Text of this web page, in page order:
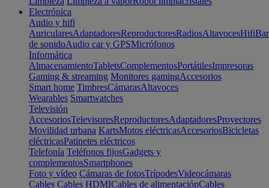
Electrónica
Audio y hifi
AuricularesAdaptadoresReproductoresRadiosAltavocesHifi
de sonidoAudio car y GPSMicrófonos
Informática
AlmacenamientoTabletsComplementosPortátilesImpresoras
Gaming & streaming Monitores gamingAccesorios
Smart home TimbresCámarasAltavoces
Wearables Smartwatches
Televisión
AccesoriosTelevisoresReproductoresAdaptadoresProyectores
Movilidad urbana KartsMotos eléctricasAccesoriosBicicletas
eléctricasPatinetes eléctricos
Telefonía Teléfonos fijosGadgets y
complementosSmartphones
Foto y vídeo Cámaras de fotosTrípodesVideocámaras
Cables Cables HDMICables de alimentaciónCables